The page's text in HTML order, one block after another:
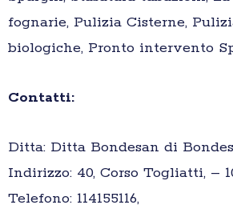
fognarie, Pulizia Cisterne,
biologiche, Pronto intervento
Contatti:
Ditta: Ditta Bondesan di
Indirizzo: 40, Corso Togliatti, –
Telefono: 114155116,